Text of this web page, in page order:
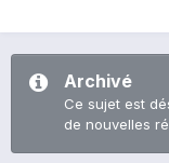
Archivé
Ce sujet est
de nouvelles